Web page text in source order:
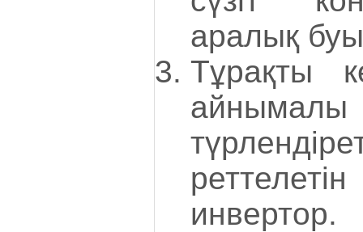
аралық
Тұрақты
инвертор.